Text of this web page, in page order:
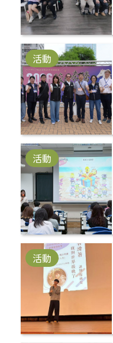
活動
活動
活動